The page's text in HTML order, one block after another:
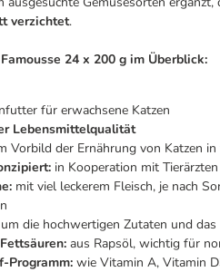
verzichtet.
24 x 200 g im Überblick:
für erwachsene Katzen
Lebensmittelqualität
Vorbild der Ernährung von Katzen
in Kooperation mit Tierärzten
mit viel leckerem Fleisch, je nach
um die hochwertigen Zutaten und
aus Rapsöl, wichtig für
Programm: wie Vitamin A, Vitamin